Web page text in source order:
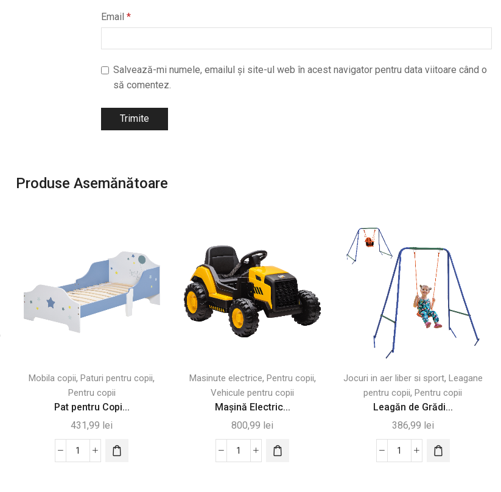
Email *
Salvează-mi numele, emailul și site-ul web în acest navigator pentru data viitoare când o
să comentez.
Produse Asemănătoare
Mobila copii,Paturi pentru copii,
Pentru copii
Pat pentru Copi...
431,99 lei
Cantitate
Masinute electrice, Pentru copii,
Vehicule pentru copii
Mașină Electric...
800,99 lei
Cantitate
Jocuri in aer liber si sport, Leagane
pentru copii,Pentru copii
Leagăn de Grădi...
386,99 lei
Cantitate